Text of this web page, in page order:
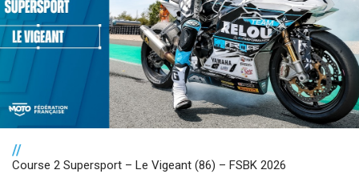
//
Course 2 Supersport – Le Vigeant (86) – FSBK 2026